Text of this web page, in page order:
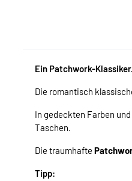
Ein Patchwork-Klassiker.
Die romantisch
In gedeckten Farben
Taschen.
Die traumhafte
Tipp: